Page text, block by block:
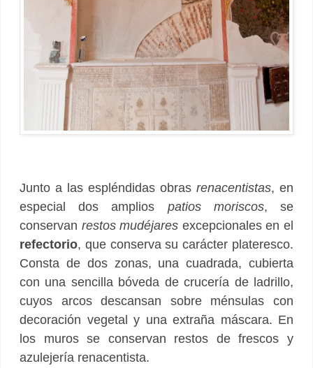
Junto a las espléndidas obras renacentistas, en
especial dos amplios patios moriscos, se
conservan restos mudéjares excepcionales en el
refectorio, que conserva su carácter plateresco.
Consta de dos zonas, una cuadrada, cubierta
con una sencilla bóveda de crucería de ladrillo,
cuyos arcos descansan sobre ménsulas con
decoración vegetal y una extraña máscara. En
los muros se conservan restos de frescos y
azulejería renacentista.